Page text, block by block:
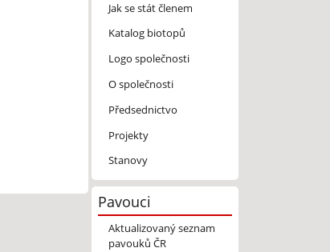
Jak se stát členem
Katalog biotopů
Logo společnosti
O společnosti
Předsednictvo
Projekty
Stanovy
Pavouci
Aktualizovaný seznam
pavouků ČR